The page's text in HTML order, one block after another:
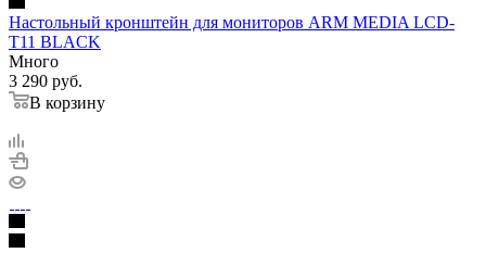
Настольный кронштейн для мониторов ARM MEDIA LCD-
T11 BLACK
Много
3 290 руб.
В корзину